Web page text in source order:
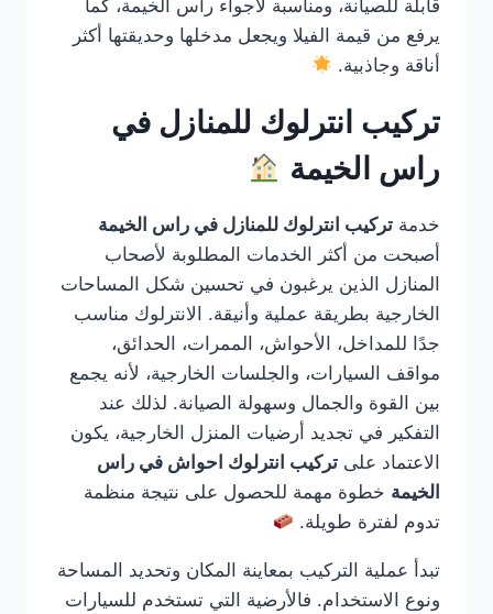
قابلة للصيانة، ومناسبة لأجواء راس الخيمة، كما
يرفع من قيمة الفيلا ويجعل مدخلها وحديقتها أكثر
أناقة وجاذبية.
تركيب انترلوك للمنازل في
راس الخيمة
خدمة تركيب انترلوك للمنازل في راس الخيمة
أصبحت من أكثر الخدمات المطلوبة لأصحاب
المنازل الذين يرغبون في تحسين شكل المساحات
الخارجية بطريقة عملية وأنيقة. الانترلوك مناسب
جدًا للمداخل، الأحواش، الممرات، الحدائق،
مواقف السيارات، والجلسات الخارجية، لأنه يجمع
بين القوة والجمال وسهولة الصيانة. لذلك عند
التفكير في تجديد أرضيات المنزل الخارجية، يكون
الاعتماد على تركيب انترلوك احواش في راس
الخيمة خطوة مهمة للحصول على نتيجة منظمة
تدوم لفترة طويلة.
تبدأ عملية التركيب بمعاينة المكان وتحديد المساحة
ونوع الاستخدام. فالأرضية التي تستخدم للسيارات